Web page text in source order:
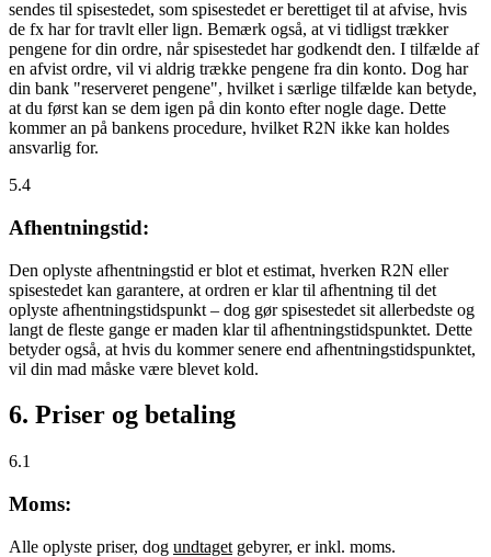
sendes til spisestedet, som spisestedet er berettiget til at afvise, hvis
de fx har for travlt eller lign. Bemærk også, at vi tidligst trækker
pengene for din ordre, når spisestedet har godkendt den. I tilfælde af
en afvist ordre, vil vi aldrig trække pengene fra din konto. Dog har
din bank "reserveret pengene", hvilket i særlige tilfælde kan betyde,
at du først kan se dem igen på din konto efter nogle dage. Dette
kommer an på bankens procedure, hvilket R2N ikke kan holdes
ansvarlig for.
5.4
Afhentningstid:
Den oplyste afhentningstid er blot et estimat, hverken R2N eller
spisestedet kan garantere, at ordren er klar til afhentning til det
oplyste afhentningstidspunkt – dog gør spisestedet sit allerbedste og
langt de fleste gange er maden klar til afhentningstidspunktet. Dette
betyder også, at hvis du kommer senere end afhentningstidspunktet,
vil din mad måske være blevet kold.
6. Priser og betaling
6.1
Moms:
Alle oplyste priser, dog undtaget gebyrer, er inkl. moms.